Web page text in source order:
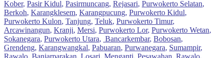
Kober, Pasir Kidul, Pasirmuncang, Rejasari, Purwokerto Selatan,
Berkoh, Karangklesem, Karangpucung, Purwokerto Kidul,
Purwokerto Kulon, Tanjung, Teluk, Purwokerto Timur,
Arcawinangun, Kranji, Mersi, Purwokerto Lor, Purwokerto Wetan,
Sokanegara, Purwokerto Utara, Bancarkembar, Bobosan,
Grendeng, Karangwangkal, Pabuaran, Purwanegara, Sumampir,
Rawalo, Banjarparakan, Losari, Menganti, Pesawahan, Rawalo,